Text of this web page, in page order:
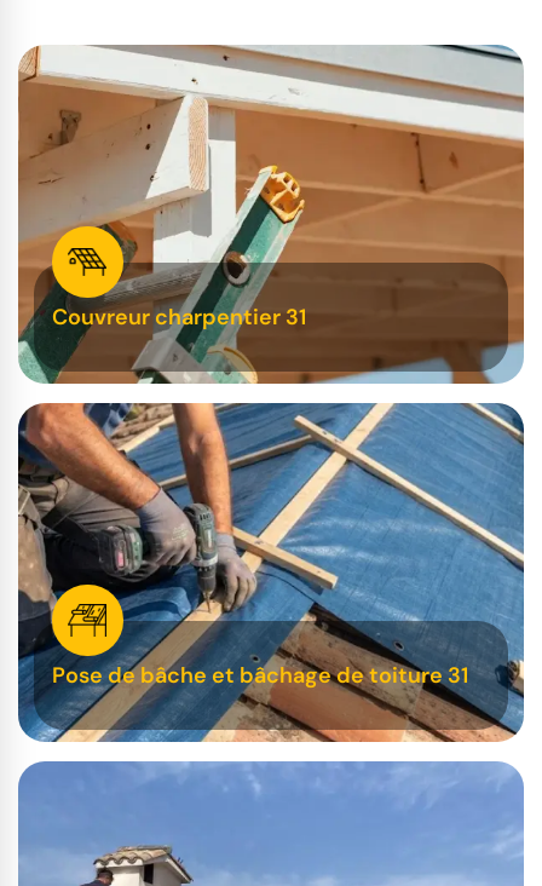
Couvreur charpentier 31
Pose de bâche et bâchage de toiture 31